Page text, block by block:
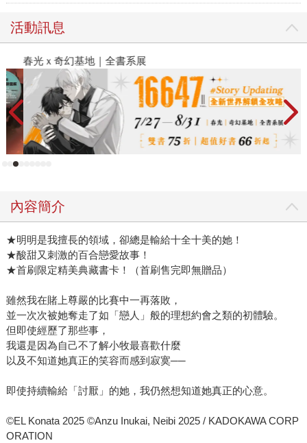
活動訊息
春光ｘ奇幻基地｜全書系展
內容簡介
★明明是我擅長的領域，卻總是輸給十全十美的她！
★酸甜又刺激的百合戀愛故事！
★首刷限定精美典藏書卡！（首刷售完即無贈品）
雖然我在賭上尊嚴的比賽中一再落敗，
並一次次被她奪走了如「戀人」般的理想約會之類的初體驗。
但即使經歷了那些事，
我還是因為自己不了解小牧最喜歡什麼
以及不知道她真正的笑容而感到寂寞──
即使持續輸給「討厭」的她，我仍然想知道她真正的心意。
©EL Konata 2025 ©Anzu Inukai, Neibi 2025 / KADOKAWA CORP
ORATION